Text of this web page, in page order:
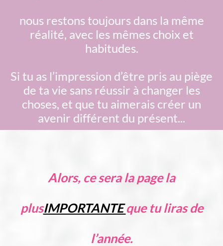
nous restons toujours dans la même
réalité, avec les mêmes choix et
habitudes.
Si tu as l’impression d’être pris au piège
de ta vie sans réussir à changer les
choses, et que tu aimerais créer un
avenir différent du présent...
Alors, ce sera la page la
plusIMPORTANTEque tu liras de
l’année.